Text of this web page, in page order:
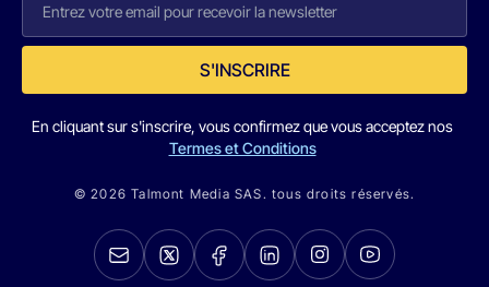
S'INSCRIRE
En cliquant sur s'inscrire, vous confirmez que vous acceptez nos
Termes et Conditions
© 2026 Talmont Media SAS. tous droits réservés.